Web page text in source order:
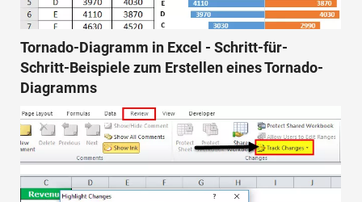
Tornado-Diagramm in Excel - Schritt-für-
Schritt-Beispiele zum Erstellen eines Tornado-
Diagramms